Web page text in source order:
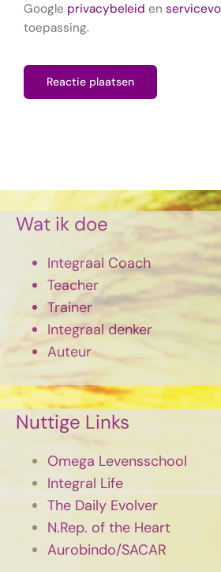
Google privacybeleid en
toepassing.
Wat ik doe
Integraal Coach
Teacher
Trainer
Integraal denker
Auteur
Nuttige Links
Omega Levensschool
Integral Life
The Daily Evolver
N.Rep. of the Heart
Aurobindo/SACAR